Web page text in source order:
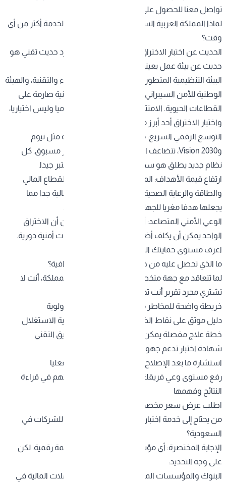
تواصل معنا للحصول على نموذج تقرير
لماذا المملكة العربية السعودية تحديدا تحتاج هذه الخدمة أكثر من أي
وقت؟
الحديث عن اختبار الاختراق في السعودية ليس مجرد حديث تقني هو
حديث عن بيئة عمل بعينها لها خصوصيتها:
البيئة التنظيمية المتطورة: هيئة الاتصالات والفضاء والتقنية، والهيئة
الوطنية للأمن السيبراني (NCA)، تفرضان معايير أمنية صارمة على
القطاعات الحيوية. الامتثال لهذه المعايير أصبح إلزاميا وليس اختياريا،
واختبار الاختراق أحد أبرز متطلباته.
التوسع الرقمي السريع: مع إطلاق مشاريع عملاقة مثل نيوم
وVision 2030، تتضاعف الأصول الرقمية بشكل غير مسبوق. كل
نظام جديد يطلق هو سطح هجوم إضافي إن لم يختبر جيدا.
ارتفاع قيمة الأهداف: المؤسسات السعودية في القطاع المالي
والطاقة والرعاية الصحية تمتلك بيانات ذات قيمة عالية جدا مما
يجعلها هدفا مغريا للجهات المهاجمة محليا ودوليا.
الوعي الأمني المتصاعد: أصبح قادة الأعمال يدركون أن الاختراق
الواحد يمكن أن يكلف أضعاف أضعاف تكلفة اختبارات أمنية دورية.
اعرف مستوى حمايتك اليوم
ما الذي تحصل عليه من خدمة اختبار الاختراق الاحترافية؟
لما تتعاقد مع جهة متخصصة في الاختبار الأمني بالمملكة، أنت لا
تشتري مجرد تقرير أنت تحصل على:
خريطة واضحة للمخاطر مرتبة حسب الخطورة والأولوية
دليل موثق على نقاط الضعف مع إثبات فعلي لقابلية الاستغلال
خطة علاج مفصلة يمكن تنفيذها مباشرة من الفريق التقني
شهادة اختبار تدعم جهودك
استشارة ما بعد الإصلاح للتحقق من سد الثغرات فعليا
رفع مستوى وعي فريقك التقني من خلال مشاركتهم في قراءة
النتائج وفهمها
اطلب عرض سعر مخصص لمؤسستك.
من يحتاج إلى خدمة اختبار الاختراق وفحص الثغرات للشركات في
السعودية؟
الإجابة المختصرة: أي مؤسسة تمتلك بيانات أو أنظمة رقمية. لكن
على وجه التحديد:
البنوك والمؤسسات المالية بيانات العملاء والمعاملات المالية في